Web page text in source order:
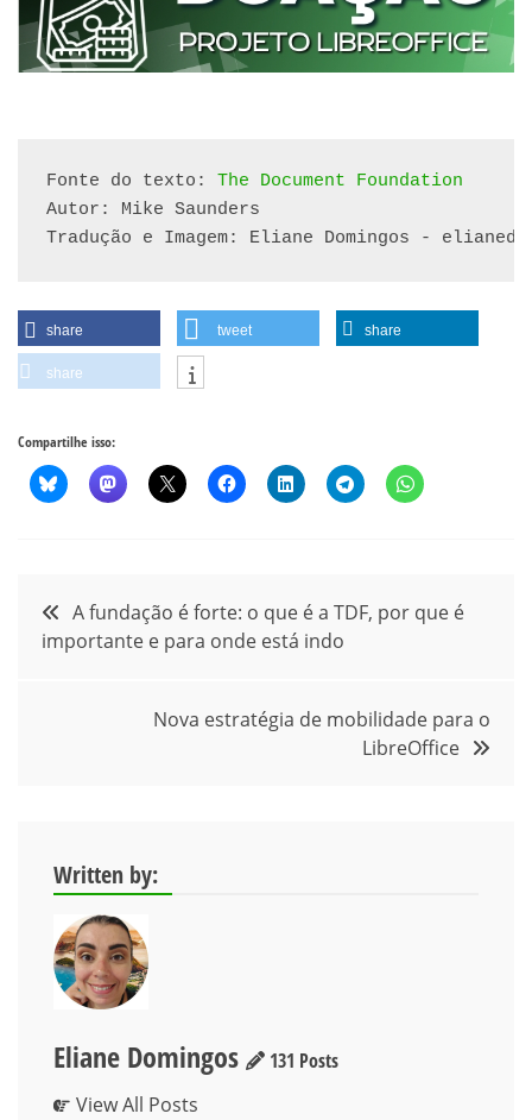
Fonte do texto: The Document Foundation
Autor: Mike Saunders
Tradução e Imagem: Eliane Domingos -
share tweet share
share
Compartilhe isso:
Navegação
de
A fundação é forte: o que é a TDF, por que é
importante e para onde está indo
Nova estratégia de mobilidade para o
LibreOffice
Written by:
Eliane Domingos
131 Posts
View All Posts